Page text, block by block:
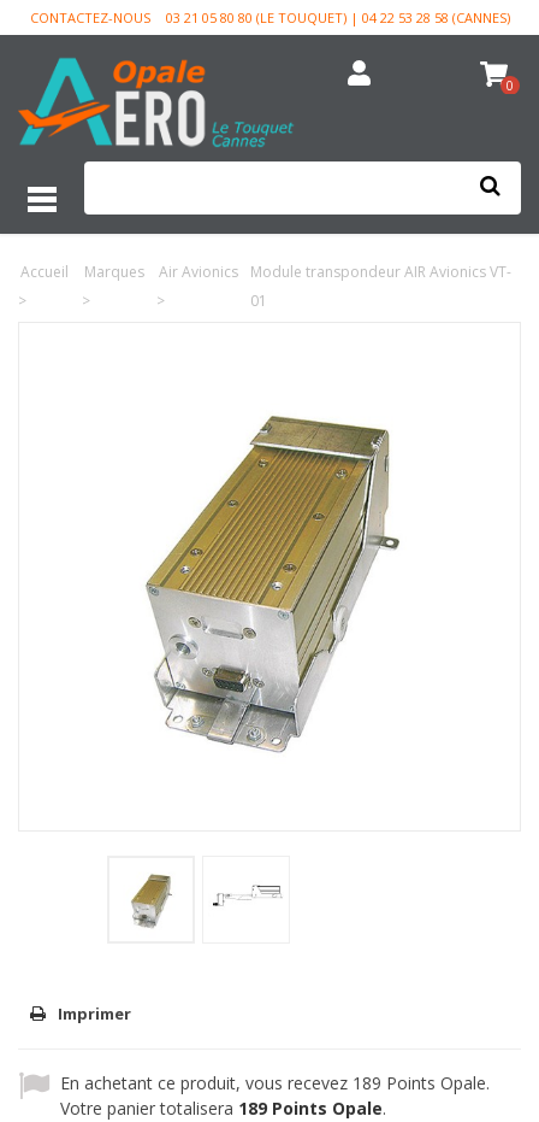
CONTACTEZ-NOUS 03 21 05 80 80 (LE TOUQUET) | 04 22 53 28 58 (CANNES)
0
Accueil
>
Marques
>
Air Avionics
>
Module transpondeur AIR Avionics VT-
01
Imprimer
En achetant ce produit, vous recevez 189 Points Opale.
Votre panier totalisera 189 Points Opale.